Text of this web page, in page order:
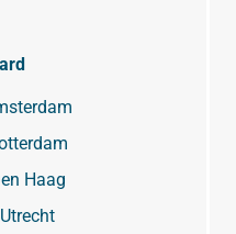
Haag